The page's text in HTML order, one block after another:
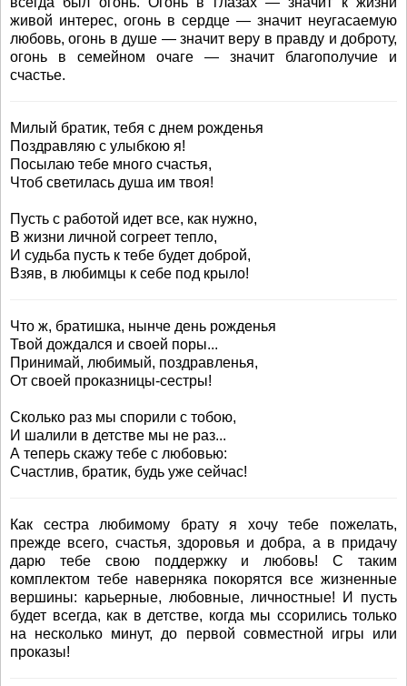
живой интерес, огонь в сердце — значит неугасаемую
любовь, огонь в душе — значит веру в правду и доброту,
огонь в семейном очаге — значит благополучие и
счастье.
Милый братик, тебя с днем рожденья
Поздравляю с улыбкою я!
Посылаю тебе много счастья,
Чтоб светилась душа им твоя!
Пусть с работой идет все, как нужно,
В жизни личной согреет тепло,
И судьба пусть к тебе будет доброй,
Взяв, в любимцы к себе под крыло!
Что ж, братишка, нынче день рожденья
Твой дождался и своей поры...
Принимай, любимый, поздравленья,
От своей проказницы-сестры!
Сколько раз мы спорили с тобою,
И шалили в детстве мы не раз...
А теперь скажу тебе с любовью:
Счастлив, братик, будь уже сейчас!
Как сестра любимому брату я хочу тебе пожелать,
прежде всего, счастья, здоровья и добра, а в придачу
дарю тебе свою поддержку и любовь! С таким
комплектом тебе наверняка покорятся все жизненные
вершины: карьерные, любовные, личностные! И пусть
будет всегда, как в детстве, когда мы ссорились только
на несколько минут, до первой совместной игры или
проказы!